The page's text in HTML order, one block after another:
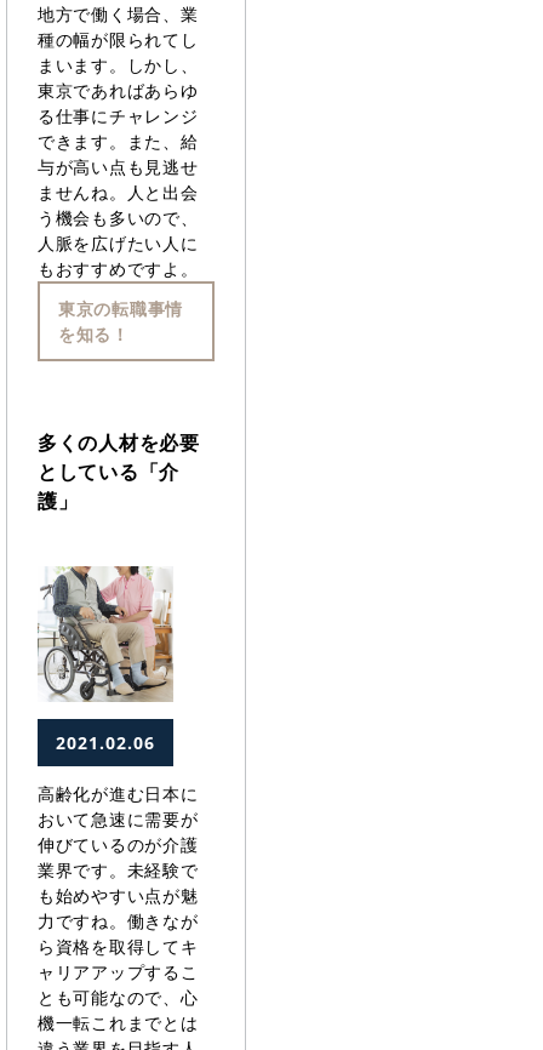
地方で働く場合、業
種の幅が限られてし
まいます。しかし、
東京であればあらゆ
る仕事にチャレンジ
できます。また、給
与が高い点も見逃せ
ませんね。人と出会
う機会も多いので、
人脈を広げたい人に
もおすすめですよ。
東京の転職事情
を知る！
多くの人材を必要
としている「介
護」
2021.02.06
高齢化が進む日本に
おいて急速に需要が
伸びているのが介護
業界です。未経験で
も始めやすい点が魅
力ですね。働きなが
ら資格を取得してキ
ャリアアップするこ
とも可能なので、心
機一転これまでとは